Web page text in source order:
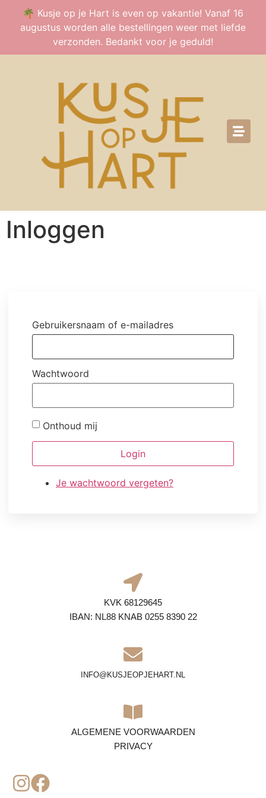
🌴 Kusje op je Hart is even op vakantie! Vanaf 16
augustus worden alle bestellingen weer met liefde
verzonden. Bedankt voor je geduld!
Inloggen
Gebruikersnaam of e-mailadres
Wachtwoord
Onthoud mij
Login
Je wachtwoord vergeten?
KVK 68129645
IBAN: NL88 KNAB 0255 8390 22
INFO@KUSJEOPJEHART.NL
ALGEMENE VOORWAARDEN
PRIVACY